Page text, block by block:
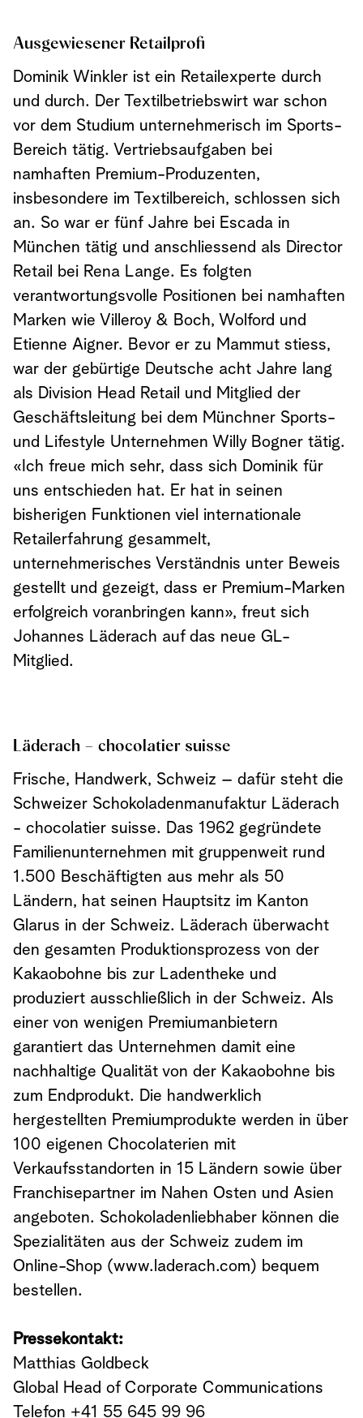
Ausgewiesener Retailprofi
Dominik Winkler ist ein Retailexperte durch
und durch. Der Textilbetriebswirt war schon
vor dem Studium unternehmerisch im Sports-
Bereich tätig. Vertriebsaufgaben bei
namhaften Premium-Produzenten,
insbesondere im Textilbereich, schlossen sich
an. So war er fünf Jahre bei Escada in
München tätig und anschliessend als Director
Retail bei Rena Lange. Es folgten
verantwortungsvolle Positionen bei namhaften
Marken wie Villeroy & Boch, Wolford und
Etienne Aigner. Bevor er zu Mammut stiess,
war der gebürtige Deutsche acht Jahre lang
als Division Head Retail und Mitglied der
Geschäftsleitung bei dem Münchner Sports-
und Lifestyle Unternehmen Willy Bogner tätig.
«Ich freue mich sehr, dass sich Dominik für
uns entschieden hat. Er hat in seinen
bisherigen Funktionen viel internationale
Retailerfahrung gesammelt,
unternehmerisches Verständnis unter Beweis
gestellt und gezeigt, dass er Premium-Marken
erfolgreich voranbringen kann», freut sich
Johannes Läderach auf das neue GL-
Mitglied.
Läderach – chocolatier suisse
Frische, Handwerk, Schweiz – dafür steht die
Schweizer Schokoladenmanufaktur Läderach
- chocolatier suisse. Das 1962 gegründete
Familienunternehmen mit gruppenweit rund
1.500 Beschäftigten aus mehr als 50
Ländern, hat seinen Hauptsitz im Kanton
Glarus in der Schweiz. Läderach überwacht
den gesamten Produktionsprozess von der
Kakaobohne bis zur Ladentheke und
produziert ausschließlich in der Schweiz. Als
einer von wenigen Premiumanbietern
garantiert das Unternehmen damit eine
nachhaltige Qualität von der Kakaobohne bis
zum Endprodukt. Die handwerklich
hergestellten Premiumprodukte werden in über
100 eigenen Chocolaterien mit
Verkaufsstandorten in 15 Ländern sowie über
Franchisepartner im Nahen Osten und Asien
angeboten. Schokoladenliebhaber können die
Spezialitäten aus der Schweiz zudem im
Online-Shop (www.laderach.com) bequem
bestellen.
Pressekontakt:
Matthias Goldbeck
Global Head of Corporate Communications
Telefon +41 55 645 99 96